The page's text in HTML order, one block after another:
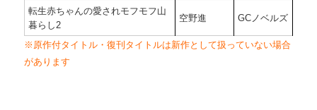
転生赤ちゃんの愛されモフモフ山
暮らし2
空野進 GCノベルズ
※原作付タイトル・復刊タイトルは新作として扱っていない場合
があります